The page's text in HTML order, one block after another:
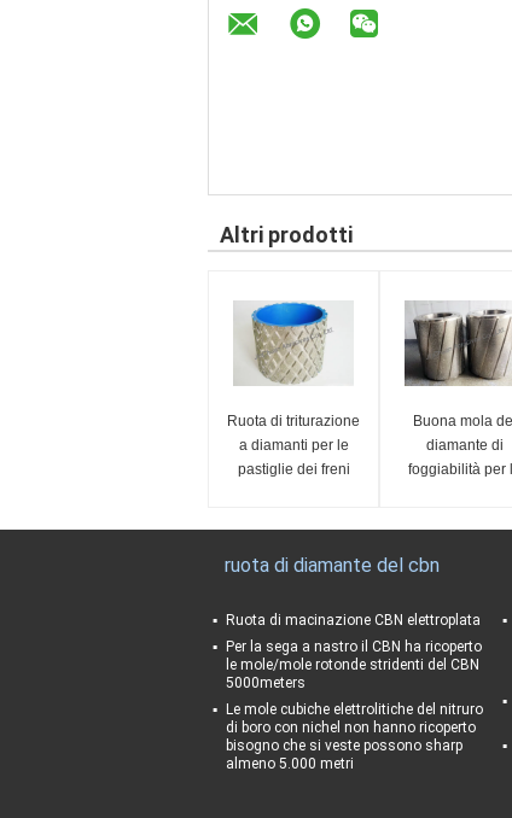
Altri prodotti
Ruota di triturazione
a diamanti per le
pastiglie dei freni
Buona mola
diamante di
foggiabilità per
ruota di diamante del cbn
Ruota di macinazione CBN elettroplata
Per la sega a nastro il CBN ha ricoperto
le mole/mole rotonde stridenti del CBN
5000meters
Le mole cubiche elettrolitiche del nitruro
di boro con nichel non hanno ricoperto
bisogno che si veste possono sharp
almeno 5.000 metri